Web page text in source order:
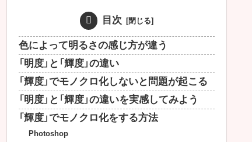
目次
色によって明るさの感じ方が違う
「明度」と「輝度」の違い
「輝度」でモノクロ化しないと問題が起こる
「明度」と「輝度」の違いを実感してみよう
「輝度」でモノクロ化をする方法
Photoshop